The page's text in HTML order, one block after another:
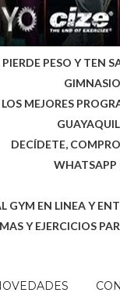
PESO Y TEN
MEJORES
DECÍDETE,
WHATSAPP
GYM EN LINEA Y
Y EJERCICIOS